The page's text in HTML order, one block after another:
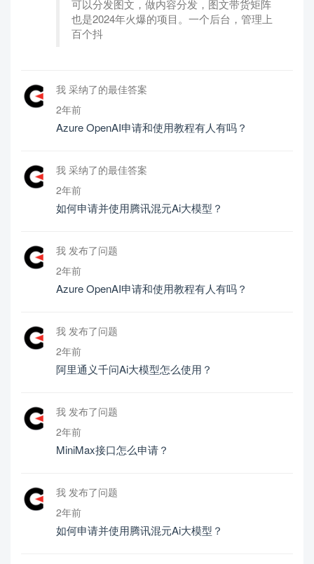
可以分发图文，做内容分发，图文带货矩阵
也是2024年火爆的项目。一个后台，管理上
百个抖
我 采纳了的最佳答案
2年前
Azure OpenAI申请和使用教程有人有吗？
我 采纳了的最佳答案
2年前
如何申请并使用腾讯混元Ai大模型？
我 发布了问题
2年前
Azure OpenAI申请和使用教程有人有吗？
我 发布了问题
2年前
阿里通义千问Ai大模型怎么使用？
我 发布了问题
2年前
MiniMax接口怎么申请？
我 发布了问题
2年前
如何申请并使用腾讯混元Ai大模型？